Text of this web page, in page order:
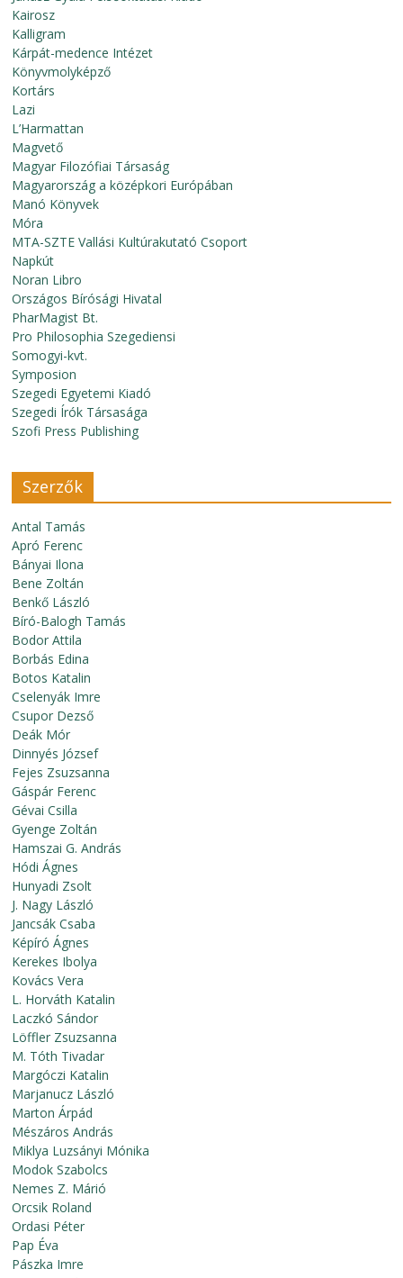
Kairosz
Kalligram
Kárpát-medence Intézet
Könyvmolyképző
Kortárs
Lazi
L’Harmattan
Magvető
Magyar Filozófiai Társaság
Magyarország a középkori Európában
Manó Könyvek
Móra
MTA-SZTE Vallási Kultúrakutató Csoport
Napkút
Noran Libro
Országos Bírósági Hivatal
PharMagist Bt.
Pro Philosophia Szegediensi
Somogyi-kvt.
Symposion
Szegedi Egyetemi Kiadó
Szegedi Írók Társasága
Szofi Press Publishing
Szerzők
Antal Tamás
Apró Ferenc
Bányai Ilona
Bene Zoltán
Benkő László
Bíró-Balogh Tamás
Bodor Attila
Borbás Edina
Botos Katalin
Cselenyák Imre
Csupor Dezső
Deák Mór
Dinnyés József
Fejes Zsuzsanna
Gáspár Ferenc
Gévai Csilla
Gyenge Zoltán
Hamszai G. András
Hódi Ágnes
Hunyadi Zsolt
J. Nagy László
Jancsák Csaba
Képíró Ágnes
Kerekes Ibolya
Kovács Vera
L. Horváth Katalin
Laczkó Sándor
Löffler Zsuzsanna
M. Tóth Tivadar
Margóczi Katalin
Marjanucz László
Marton Árpád
Mészáros András
Miklya Luzsányi Mónika
Modok Szabolcs
Nemes Z. Márió
Orcsik Roland
Ordasi Péter
Pap Éva
Pászka Imre